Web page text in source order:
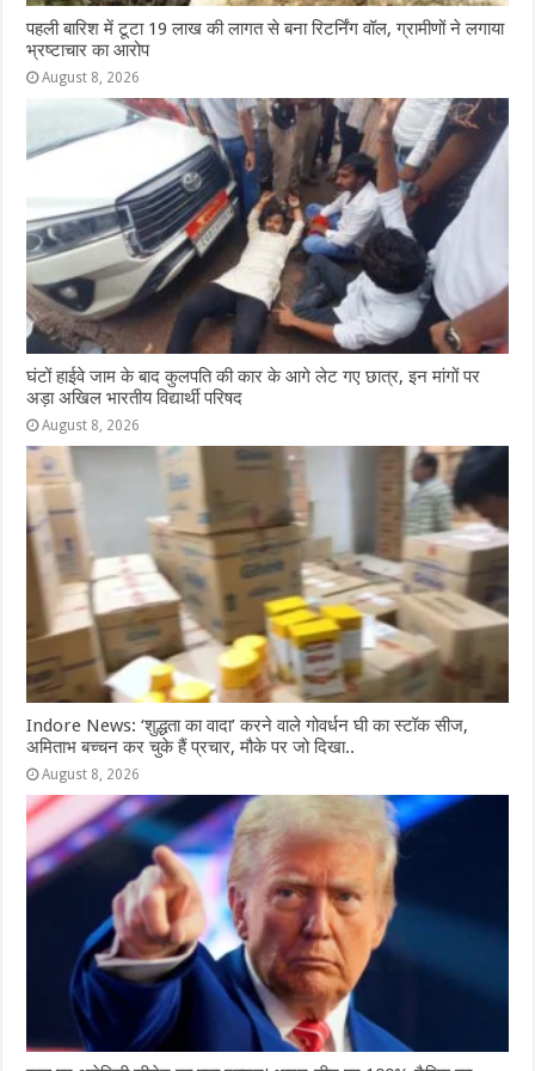
पहली बारिश में टूटा 19 लाख की लागत से बना रिटर्निंग वॉल, ग्रामीणों ने लगाया
भ्रष्टाचार का आरोप
August 8, 2026
घंटों हाईवे जाम के बाद कुलपति की कार के आगे लेट गए छात्र, इन मांगों पर
अड़ा अखिल भारतीय विद्यार्थी परिषद
August 8, 2026
Indore News: ‘शुद्धता का वादा’ करने वाले गोवर्धन घी का स्टॉक सीज,
अमिताभ बच्चन कर चुके हैं प्रचार, मौके पर जो दिखा..
August 8, 2026